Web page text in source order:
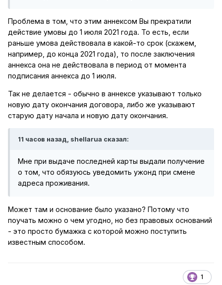
Проблема в том, что этим аннексом Вы прекратили
действие умовы до 1 июля 2021 года. То есть, если
раньше умова действовала в какой-то срок (скажем,
например, до конца 2021 года), то после заключения
аннекса она не действовала в период от момента
подписания аннекса до 1 июля.
Так не делается - обычно в аннексе указывают только
новую дату окончания договора, либо же указывают
старую дату начала и новую дату окончания.
11 часов назад, shellarua сказал:
Мне при выдаче последней карты выдали получение
о том, что обязуюсь уведомить ужонд при смене
адреса проживания.
Может там и основание было указано? Потому что
поучать можно о чем угодно, но без правовых оснований
- это просто бумажка с которой можно поступить
известным способом.
1